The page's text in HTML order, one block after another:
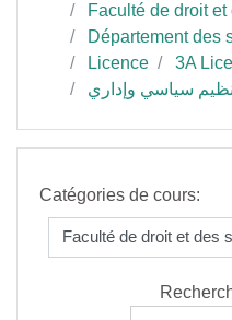
Faculté de droit
Département des
Licence
3A
سياسي وإداري
Catégories de cours: